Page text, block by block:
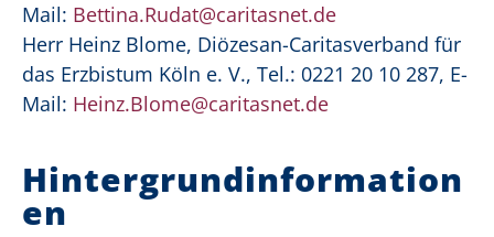
Mail: Bettina.Rudat@caritasnet.de
Herr Heinz Blome, Diözesan-Caritasverband für
das Erzbistum Köln e. V., Tel.: 0221 20 10 287, E-
Mail: Heinz.Blome@caritasnet.de
Hintergrundinformation
en